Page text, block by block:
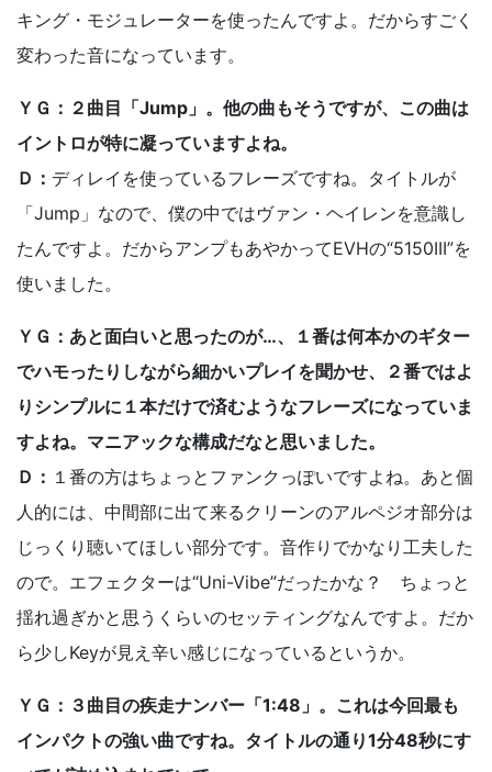
キング・モジュレーターを使ったんですよ。だからすごく
変わった音になっています。
ＹＧ：２曲目「Jump」。他の曲もそうですが、この曲は
イントロが特に凝っていますよね。
Ｄ： ディレイを使っているフレーズですね。タイトルが
「Jump」なので、僕の中ではヴァン・ヘイレンを意識し
たんですよ。だからアンプもあやかってEVHの“5150III”を
使いました。
ＹＧ：あと面白いと思ったのが…、１番は何本かのギター
でハモったりしながら細かいプレイを聞かせ、２番ではよ
りシンプルに１本だけで済むようなフレーズになっていま
すよね。マニアックな構成だなと思いました。
Ｄ： １番の方はちょっとファンクっぽいですよね。あと個
人的には、中間部に出て来るクリーンのアルペジオ部分は
じっくり聴いてほしい部分です。音作りでかなり工夫した
ので。エフェクターは“Uni-Vibe”だったかな？ ちょっと
揺れ過ぎかと思うくらいのセッティングなんですよ。だか
ら少しKeyが見え辛い感じになっているというか。
ＹＧ：３曲目の疾走ナンバー「1:48」。これは今回最も
インパクトの強い曲ですね。タイトルの通り1分48秒にす